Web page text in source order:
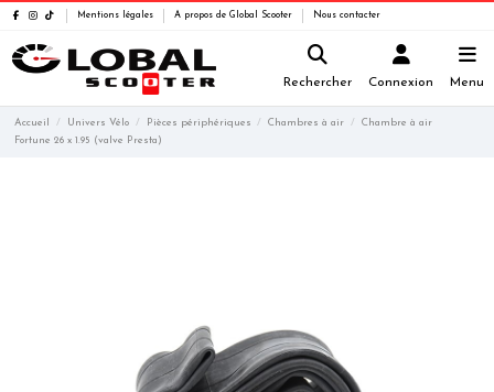
Mentions légales A propos de Global Scooter Nous contacter
Rechercher Connexion Menu
Accueil Univers Vélo Pièces périphériques Chambres à air
Chambre à air
Fortune 26 x 1.95 (valve Presta)